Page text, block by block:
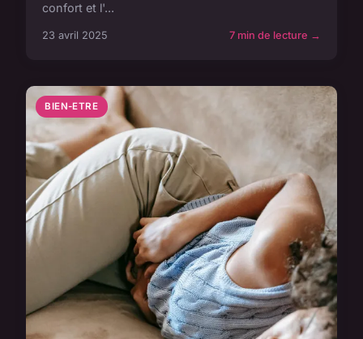
confort et l'...
23 avril 2025 7 min de lecture →
BIEN-ETRE